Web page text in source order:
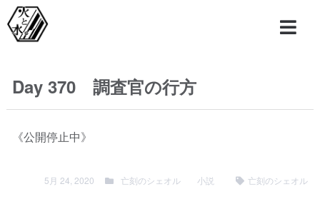
Day 370 調査官の行方
《公開停止中》
5月 24, 2020 亡刻のシェオル 小説 亡刻のシェオル